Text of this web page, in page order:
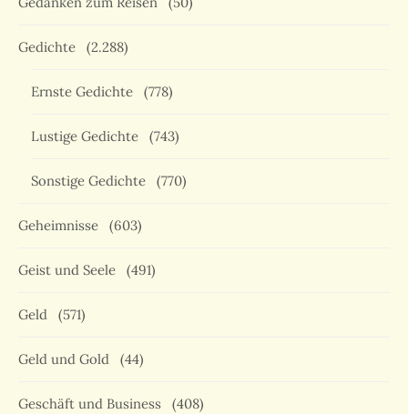
Gedichte (2.288)
Ernste Gedichte (778)
Lustige Gedichte (743)
Sonstige Gedichte (770)
Geheimnisse (603)
Geist und Seele (491)
Geld (571)
Geld und Gold (44)
Geschäft und Business (408)